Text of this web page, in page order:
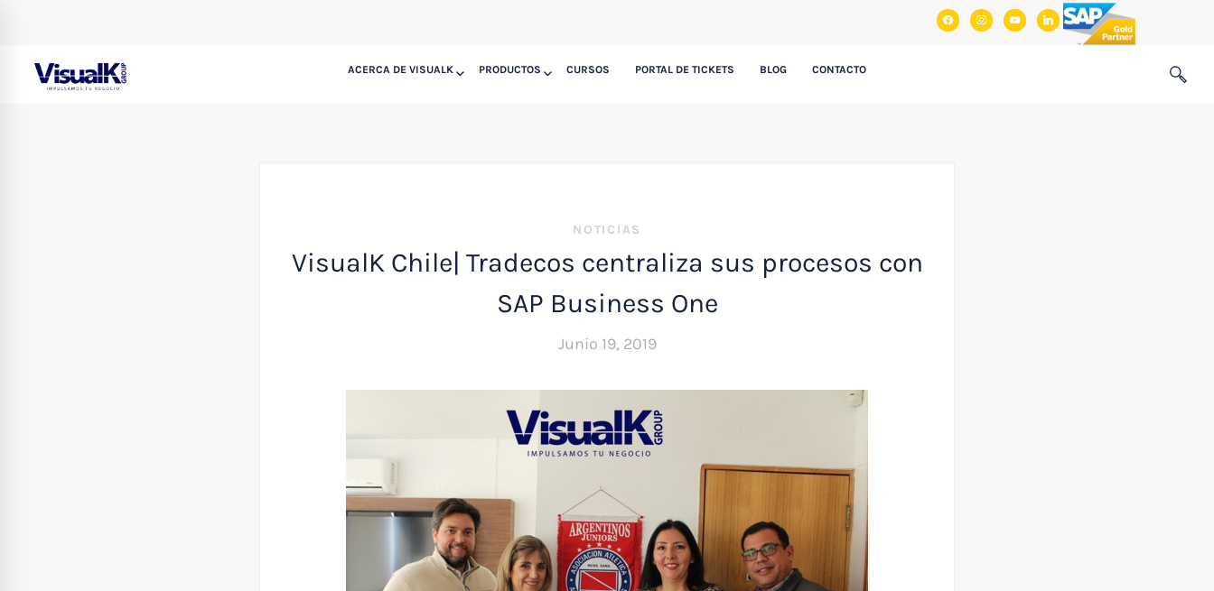
facebookinstagram
youtubelinkedin
ACERCA DE VISUALK PRODUCTOS CURSOS PORTAL DE TICKETS BLOG CONTACTO
NOTICIAS
VisualK Chile| Tradecos centraliza sus procesos con
SAP Business One
Junio 19, 2019